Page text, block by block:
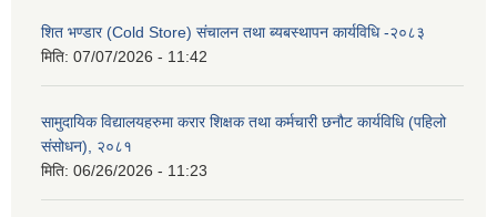
शित भण्डार (Cold Store) संचालन तथा ब्यबस्थापन कार्यविधि -२०८३
मिति: 07/07/2026 - 11:42
सामुदायिक विद्यालयहरुमा करार शिक्षक तथा कर्मचारी छनौट कार्यविधि (पहिलो
संसोधन), २०८१
मिति: 06/26/2026 - 11:23